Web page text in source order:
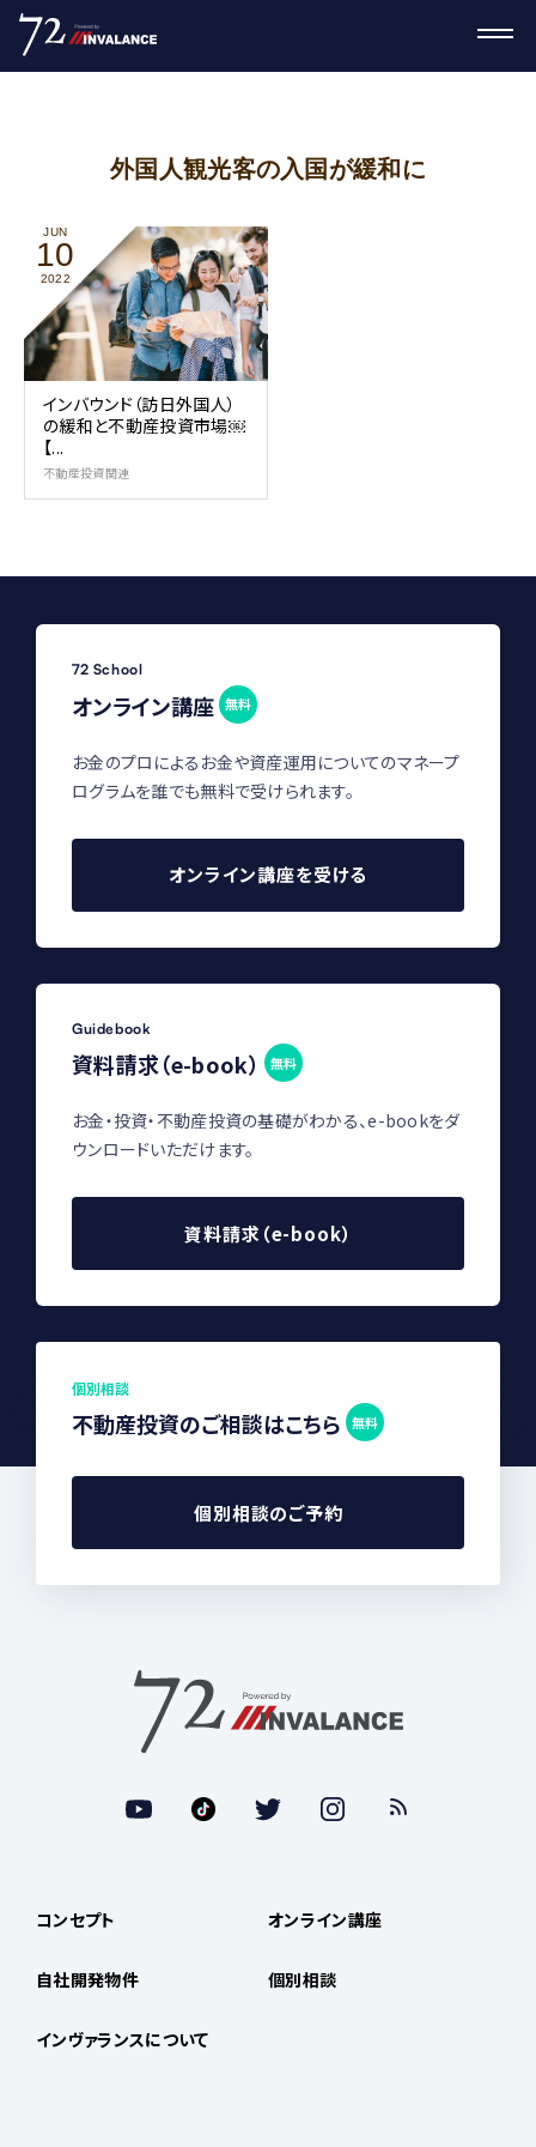
外国人観光客の入国が緩和に
JUN
10
2022
インバウンド（訪日外国人）
の緩和と不動産投資市場￼
【...
不動産投資関連
72 School
オンライン講座 無料
お金のプロによるお金や資産運用についてのマネープ
ログラムを誰でも無料で受けられます。
オンライン講座を受ける
Guidebook
資料請求（e-book） 無料
お金・投資・不動産投資の基礎がわかる、e-bookをダ
ウンロードいただけます。
資料請求（e-book）
個別相談
不動産投資のご相談はこちら 無料
個別相談のご予約
コンセプト
自社開発物件
インヴァランスについて
オンライン講座
個別相談